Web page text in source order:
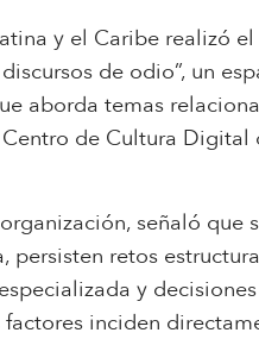
y el Caribe realizó
de odio”, un
aborda temas
de Cultura
señaló que
retos
y
inciden